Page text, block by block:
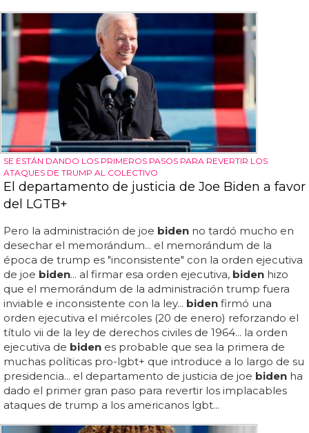
SE ESTÁN DANDO LOS PRIMEROS PASOS PARA REVERTIR LOS
ATAQUES DE TRUMP AL COLECTIVO
El departamento de justicia de Joe Biden a favor
del LGTB+
Pero la administración de joe biden no tardó mucho en
desechar el memorándum... el memorándum de la
época de trump es "inconsistente" con la orden ejecutiva
de joe biden... al firmar esa orden ejecutiva, biden hizo
que el memorándum de la administración trump fuera
inviable e inconsistente con la ley... biden firmó una
orden ejecutiva el miércoles (20 de enero) reforzando el
título vii de la ley de derechos civiles de 1964... la orden
ejecutiva de biden es probable que sea la primera de
muchas políticas pro-lgbt+ que introduce a lo largo de su
presidencia... el departamento de justicia de joe biden ha
dado el primer gran paso para revertir los implacables
ataques de trump a los americanos lgbt...